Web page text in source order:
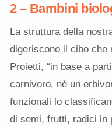
2 – Bambini
La struttura della
digeriscono il cibo che
Proietti, “in base a
carnivoro, né un
funzionali lo
di semi, frutti, radici in